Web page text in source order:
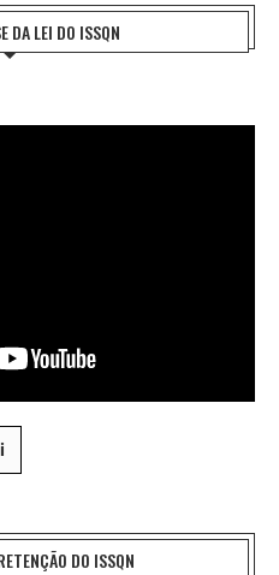
DA LEI DO ISSQN
DO ISSQN